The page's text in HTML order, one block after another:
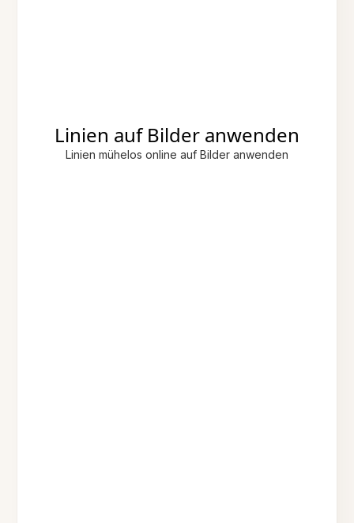
Linien auf Bilder anwenden
Linien mühelos online auf Bilder anwenden